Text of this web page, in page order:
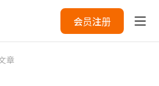
会员注册
章